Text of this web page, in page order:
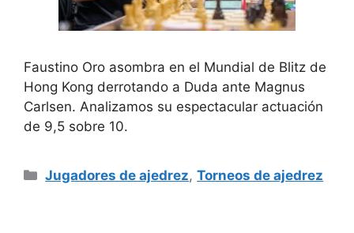
Faustino Oro asombra en el Mundial de Blitz de
Hong Kong derrotando a Duda ante Magnus
Carlsen. Analizamos su espectacular actuación
de 9,5 sobre 10.
Categorías
Jugadores de ajedrez,Torneos de ajedrez